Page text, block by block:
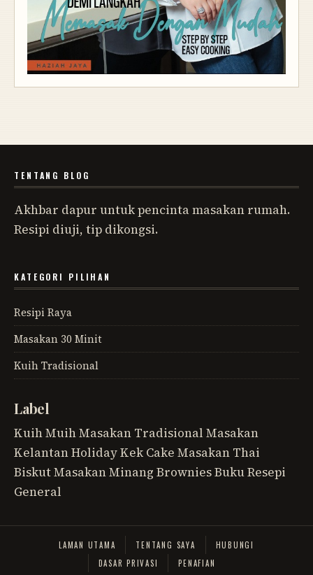
TENTANG BLOG
Akhbar dapur untuk pencinta masakan rumah.
Resipi diuji, tip dikongsi.
KATEGORI PILIHAN
Resipi Raya
Masakan 30 Minit
Kuih Tradisional
Label
Kuih MuihMasakan Tradisional Masakan
KelantanHolidayKek Cake Masakan Thai
BiskutMasakan Minang BrowniesBuku Resepi
General
LAMAN UTAMA TENTANG SAYA
HUBUNGI
DASAR PRIVASI
PENAFIAN